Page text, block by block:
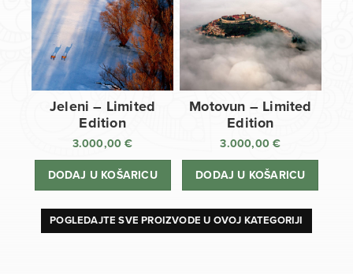
Jeleni – Limited
Edition
3.000,00€
DODAJ U KOŠARICU
Motovun – Limited
Edition
3.000,00€
DODAJ U KOŠARICU
POGLEDAJTE SVE PROIZVODE U OVOJ KATEGORIJI